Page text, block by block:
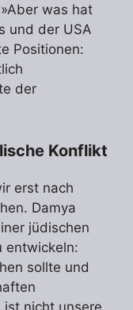
was hat
und der USA
Positionen:
der
Konflikt
erst nach
Damya
jüdischen
entwickeln:
sollte und